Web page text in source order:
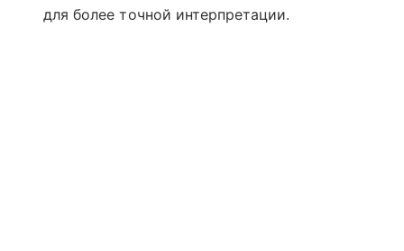
для более точной интерпретации.